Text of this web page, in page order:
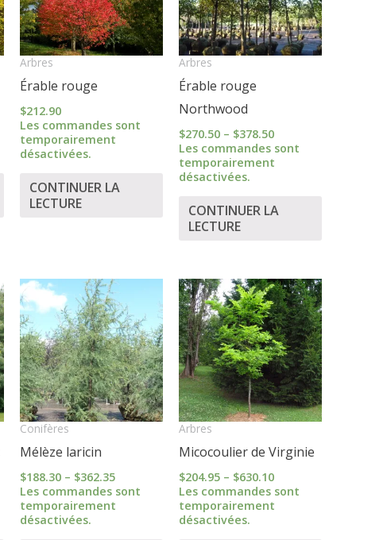
Arbres
Érable rouge
$212.90
Les commandes sont
temporairement
désactivées.
CONTINUER LA
LECTURE
Arbres
Érable rouge
Northwood
$270.50 – $378.50
Les commandes sont
temporairement
désactivées.
CONTINUER LA
LECTURE
Conifères
Mélèze laricin
$188.30 – $362.35
Price
range:
$188.30
through
$362.35
Les commandes sont
temporairement
désactivées.
Arbres
Micocoulier de Virginie
$204.95 – $630.10
Price
range:
$204.95
through
$630.10
Les commandes sont
temporairement
désactivées.